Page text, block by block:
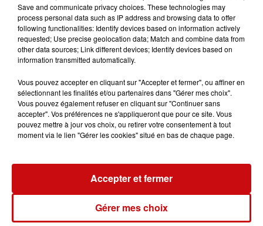
avait été un succès avec 4,6 millions de spectateurs dans
les salles françaises, ce qui en avait fait le plus gros
succès du cinéma hexagonal cette année-là.
Parallèlement à ce projet, une série animée basée sur
l'album "Le Combat des chefs", dirigée par Alain Chabat,
est également prévue sur Netflix pour l'année
prochaine.
LES AUTRES ACTUALITÉS
31 juillet 2026
Save and communicate privacy choices. These technologies may
process personal data such as IP address and browsing data to offer
following functionalities: Identify devices based on information actively
requested; Use precise geolocation data; Match and combine data from
other data sources; Link different devices; Identify devices based on
information transmitted automatically.
Vous pouvez accepter en cliquant sur "Accepter et fermer", ou affiner en
sélectionnant les finalités et/ou partenaires dans "Gérer mes choix".
Vous pouvez également refuser en cliquant sur "Continuer sans
accepter". Vos préférences ne s'appliqueront que pour ce site. Vous
pouvez mettre à jour vos choix, ou retirer votre consentement à tout
moment via le lien "Gérer les cookies" situé en bas de chaque page.
Gérer mes choix
Accepter et fermer